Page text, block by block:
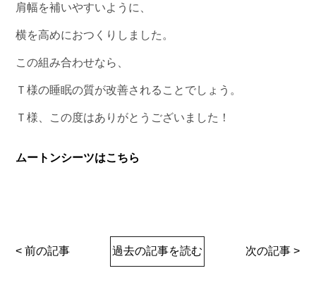
肩幅を補いやすいように、
横を高めにおつくりしました。
この組み合わせなら、
Ｔ様の睡眠の質が改善されることでしょう。
Ｔ様、この度はありがとうございました！
ムートンシーツはこちら
< 前の記事 過去の記事を読む 次の記事 >